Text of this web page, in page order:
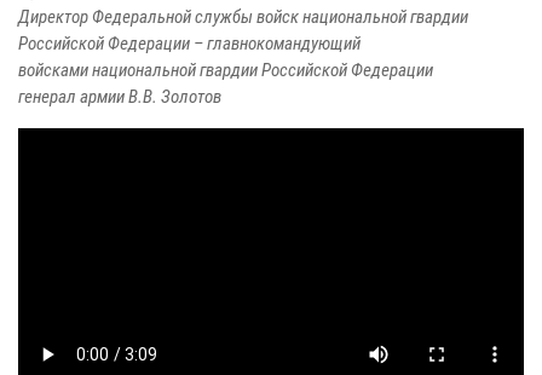
Директор Федеральной службы войск национальной гвардии
Российской Федерации – главнокомандующий
войсками национальной гвардии Российской Федерации
генерал армии В.В. Золотов